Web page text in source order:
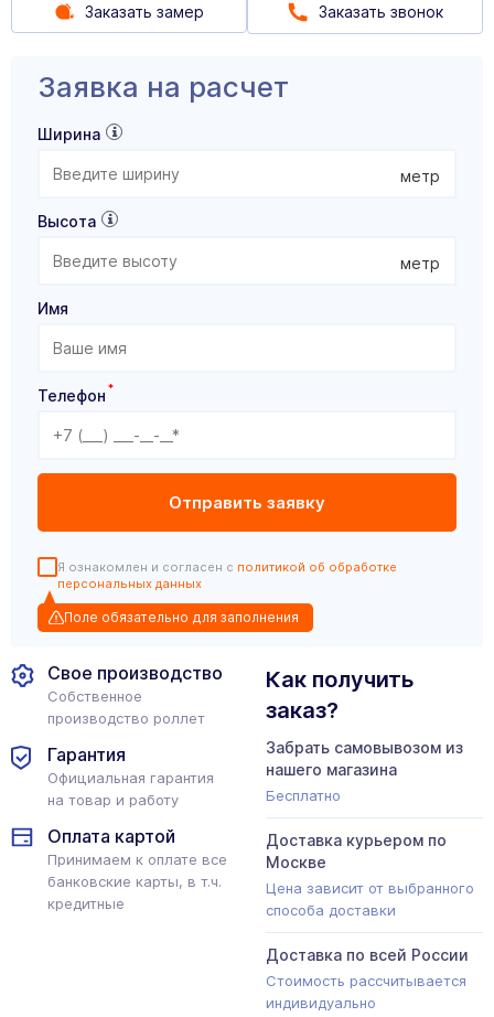
Заказать замер Заказать звонок
Заявка на расчет
Ширина
метр
Высота
метр
Имя
Телефон *
Я ознакомлен и согласен с политикой об обработке
персональных данных
Поле обязательно для заполнения
Свое производство
Собственное
производство роллет
Гарантия
Официальная гарантия
на товар и работу
Оплата картой
Принимаем к оплате все
банковские карты, в т.ч.
кредитные
Как получить
заказ?
Забрать самовывозом из
нашего магазина
Бесплатно
Доставка курьером по
Москве
Цена зависит от выбранного
способа доставки
Доставка по всей России
Стоимость рассчитывается
индивидуально